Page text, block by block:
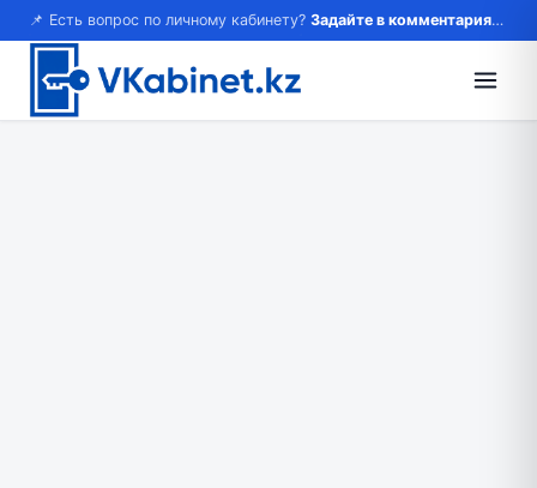
📌 Есть вопрос по личному кабинету? Задайте в комментариях — ответим!